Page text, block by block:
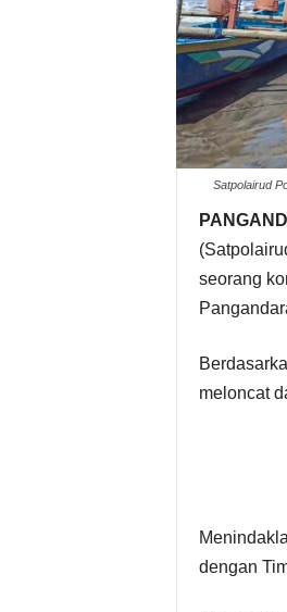
Satpolairud
seorang
meloncat
dengan